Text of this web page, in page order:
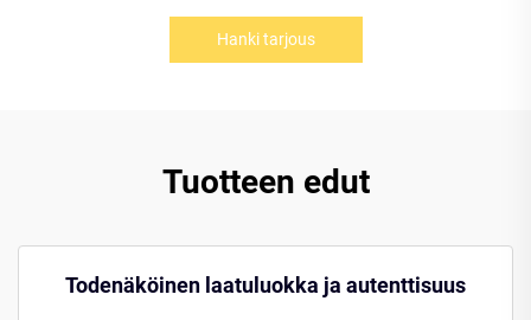
Hanki tarjous
Tuotteen edut
Todenäköinen laatuluokka ja autenttisuus